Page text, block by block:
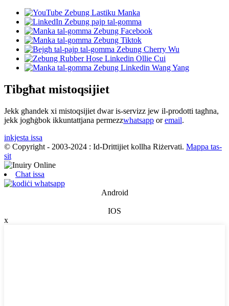
Tibgħat mistoqsijiet
Jekk għandek xi mistoqsijiet dwar is-servizz jew il-prodotti tagħna,
jekk jogħġbok ikkuntattjana permezzwhatsapp oremail.
inkjesta issa
© Copyright - 2003-2024 : Id-Drittijiet kollha Riżervati. Mappa tas-
sit
Chat issa
Android
IOS
x